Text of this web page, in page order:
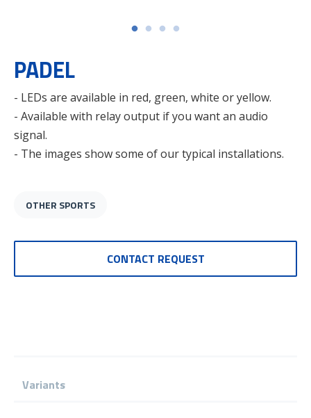
PADEL
- LEDs are available in red, green, white or yellow.
- Available with relay output if you want an audio
signal.
- The images show some of our typical installations.
OTHER SPORTS
CONTACT REQUEST
Variants